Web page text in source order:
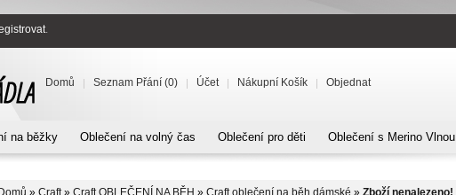
.
Domů Seznam Přání (0) Účet Nákupní Košík Objednat
na běžky Oblečení na volný čas Oblečení pro děti Oblečení s Merino Vlnou
Domů » Craft» Craft OBLEČENÍ NA BĚH » Craft oblečení na běh dámské » Zboží nenalezeno!